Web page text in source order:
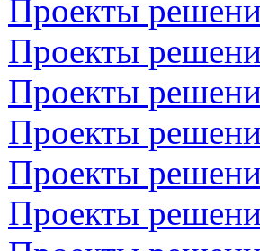
Проекты
Проекты
Проекты
Проекты
Проекты
Проекты